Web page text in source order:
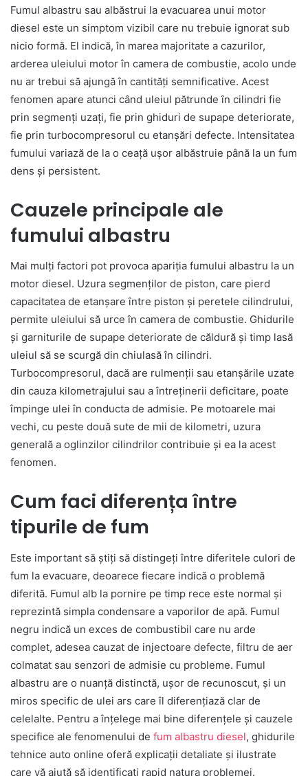
Fumul albastru sau albăstrui la evacuarea unui motor
diesel este un simptom vizibil care nu trebuie ignorat sub
nicio formă. El indică, în marea majoritate a cazurilor,
arderea uleiului motor în camera de combustie, acolo unde
nu ar trebui să ajungă în cantități semnificative. Acest
fenomen apare atunci când uleiul pătrunde în cilindri fie
prin segmenți uzați, fie prin ghiduri de supape deteriorate,
fie prin turbocompresorul cu etanșări defecte. Intensitatea
fumului variază de la o ceață ușor albăstruie până la un fum
dens și persistent.
Cauzele principale ale
fumului albastru
Mai mulți factori pot provoca apariția fumului albastru la un
motor diesel. Uzura segmenților de piston, care pierd
capacitatea de etanșare între piston și peretele cilindrului,
permite uleiului să urce în camera de combustie. Ghidurile
și garniturile de supape deteriorate de căldură și timp lasă
uleiul să se scurgă din chiulasă în cilindri.
Turbocompresorul, dacă are rulmenții sau etanșările uzate
din cauza kilometrajului sau a întreținerii deficitare, poate
împinge ulei în conducta de admisie. Pe motoarele mai
vechi, cu peste două sute de mii de kilometri, uzura
generală a oglinzilor cilindrilor contribuie și ea la acest
fenomen.
Cum faci diferența între
tipurile de fum
Este important să știți să distingeți între diferitele culori de
fum la evacuare, deoarece fiecare indică o problemă
diferită. Fumul alb la pornire pe timp rece este normal și
reprezintă simpla condensare a vaporilor de apă. Fumul
negru indică un exces de combustibil care nu arde
complet, adesea cauzat de injectoare defecte, filtru de aer
colmatat sau senzori de admisie cu probleme. Fumul
albastru are o nuanță distinctă, ușor de recunoscut, și un
miros specific de ulei ars care îl diferențiază clar de
celelalte. Pentru a înțelege mai bine diferențele și cauzele
specifice ale fenomenului de fum albastru diesel, ghidurile
tehnice auto online oferă explicații detaliate și ilustrate
care vă ajută să identificați rapid natura problemei.